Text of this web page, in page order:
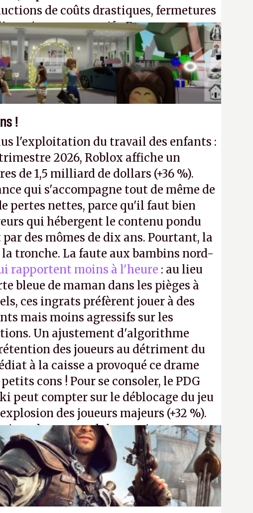
de coûts drastiques, fermetures
massifs. En gros, essorer
, puis virer le reste.P.
!
l'exploitation du travail des enfants :
2026, Roblox affiche un
de 1,5 milliard de dollars (+36 %).
qui s'accompagne tout de même de
pertes nettes, parce qu'il faut bien
qui hébergent le contenu pondu
des mômes de dix ans. Pourtant, la
tronche. La faute aux bambins nord-
rapportent moins à l'heure : au lieu
bleue de maman dans les pièges à
ces ingrats préfèrent jouer à des
mais moins agressifs sur les
Un ajustement d'algorithme
des joueurs au détriment du
à la caisse a provoqué ce drame
cons ! Pour se consoler, le PDG
peut compter sur le déblocage du jeu
des joueurs majeurs (+32 %).
donc aux adultes, qui ne sont
enfants avec du pouvoir d'achat.P.